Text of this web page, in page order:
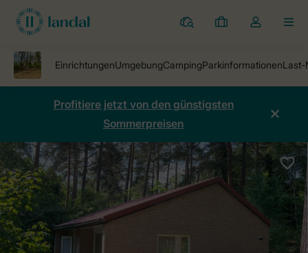
Ferienparks
Meine
Dropdown-
öffnen
Profitiere jetzt von den günstigsten
Sommerpreisen